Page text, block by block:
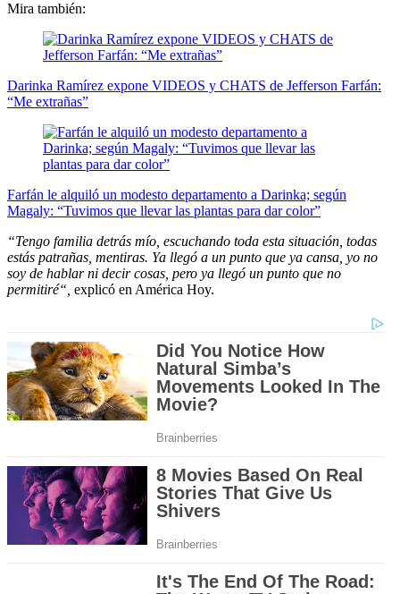
Mira también:
Darinka Ramírez expone VIDEOS y CHATS de Jefferson Farfán:
“Me extrañas”
Farfán le alquiló un modesto departamento a Darinka; según
Magaly: “Tuvimos que llevar las plantas para dar color”
“Tengo familia detrás mío, escuchando toda esta situación, todas
estás patrañas, mentiras. Ya llegó a un punto que ya cansa, yo no
soy de hablar ni decir cosas, pero ya llegó un punto que no
permitiré“, explicó en América Hoy.